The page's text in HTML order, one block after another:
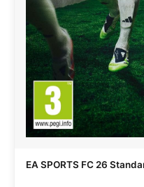
EA SPORTS FC 26